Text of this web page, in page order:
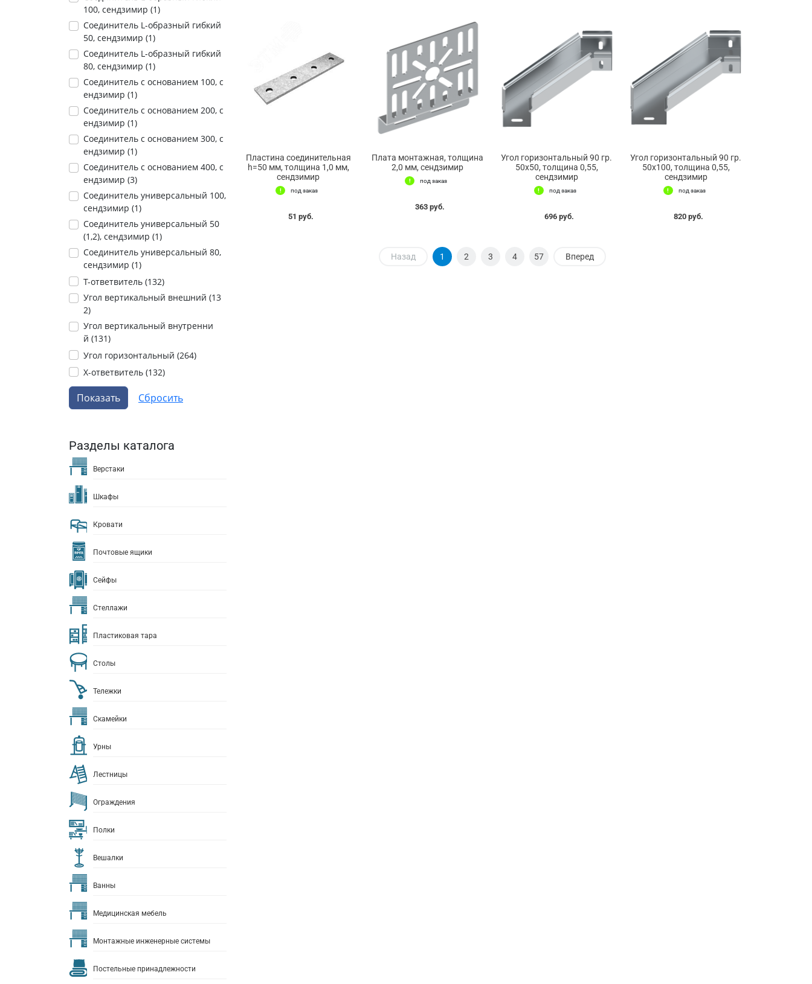
100, сендзимир (1)
Соединитель L-образный гибкий
50, сендзимир (1)
Соединитель L-образный гибкий
80, сендзимир (1)
Соединитель с основанием 100, с
ендзимир (1)
Соединитель с основанием 200, с
ендзимир (1)
Соединитель с основанием 300, с
ендзимир (1)
Соединитель с основанием 400, с
ендзимир (3)
Соединитель универсальный 100,
сендзимир (1)
Соединитель универсальный 50
(1,2), сендзимир (1)
Соединитель универсальный 80,
сендзимир (1)
Т-ответвитель (132)
Угол вертикальный внешний (13
2)
Угол вертикальный внутренни
й (131)
Угол горизонтальный (264)
Х-ответвитель (132)
Разделы каталога
Верстаки
Шкафы
Кровати
Почтовые ящики
Сейфы
Стеллажи
Пластиковая тара
Столы
Тележки
Скамейки
Урны
Лестницы
Ограждения
Полки
Вешалки
Ванны
Медицинская мебель
Монтажные инженерные системы
Постельные принадлежности
Пластина соединительная
h=50 мм, толщина 1,0 мм,
сендзимир
под заказ
51 руб.
Плата монтажная, толщина
2,0 мм, сендзимир
под заказ
363 руб.
Угол горизонтальный 90 гр.
50х50, толщина 0,55,
сендзимир
под заказ
696 руб.
Угол горизонтальный 90 гр.
50х100, толщина 0,55,
сендзимир
под заказ
820 руб.
Назад 1 2 3 4 57 Вперед